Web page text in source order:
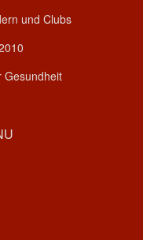
und Clubs
Gesundheit